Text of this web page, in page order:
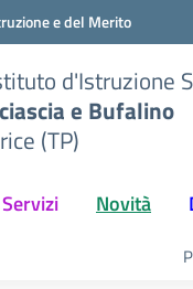
e del Merito
d'Istruzione
e Bufalino
(TP)
Servizi Novità